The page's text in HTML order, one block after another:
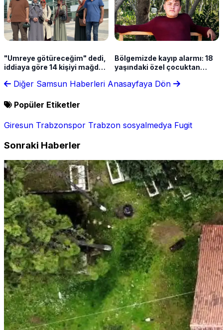
"Umreye götüreceğim" dedi,
iddiaya göre 14 kişiyi mağdur
Bölgemizde kayıp alarmı: 18
yaşındaki özel çocuktan
Diğer Samsun Haberleri Anasayfaya Dön
Popüler Etiketler
Giresun Trabzonspor Trabzon sosyalmedya Fugit
Sonraki Haberler